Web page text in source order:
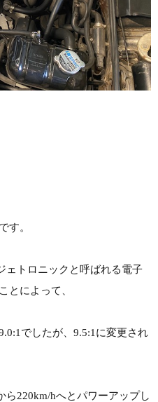
す。
ェトロニックと呼ばれる電子
とによって、
でしたが、9.5:1に変更され
ら220km/hへとパワーアップし